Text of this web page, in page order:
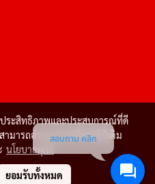
ประสิทธิภาพและประสบการณ์ที่ดี
ามารถอ่านรายละเอียดเพิ่มเติม
นโยบายคุกกี้
ยอมรับทั้งหมด
สอบถาม คลิก